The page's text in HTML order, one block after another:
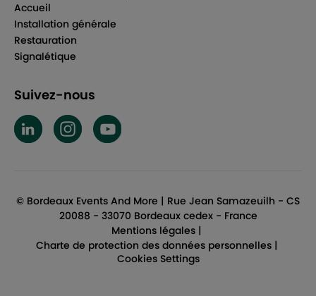
Accueil
Installation générale
Restauration
Signalétique
Suivez-nous
BEAM LinkedInBEAM Instagram
BEAM YouTube
© Bordeaux Events And More | Rue Jean Samazeuilh - CS
20088 - 33070 Bordeaux cedex - France
Mentions légales |
Charte de protection des données personnelles|
Cookies Settings